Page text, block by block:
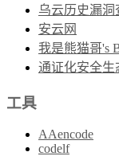
乌云历史漏洞
安云网
我是熊猫哥's
通证化安全生
工具
AAencode
codelf